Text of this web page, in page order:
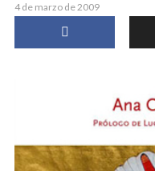
4 de marzo de 2009